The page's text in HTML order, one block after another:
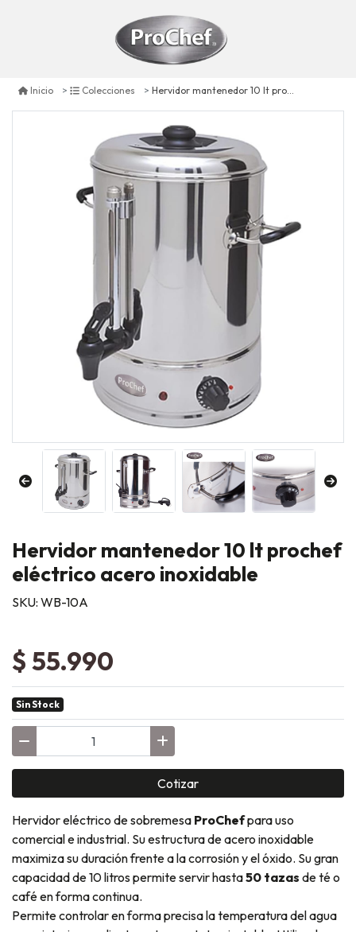
Inicio Colecciones Hervidor mantenedor 10 lt prochef eléctrico acero inoxidable
Hervidor mantenedor 10 lt prochef
eléctrico acero inoxidable
SKU: WB-10A
$ 55.990
Sin Stock
Cotizar
Hervidor eléctrico de sobremesa ProChefpara uso
comercial e industrial. Su estructura de acero inoxidable
maximiza su duración frente a la corrosión y el óxido. Su gran
capacidad de 10 litros permite servir hasta50 tazas de té o
café en forma continua.
Permite controlar en forma precisa la temperatura del agua